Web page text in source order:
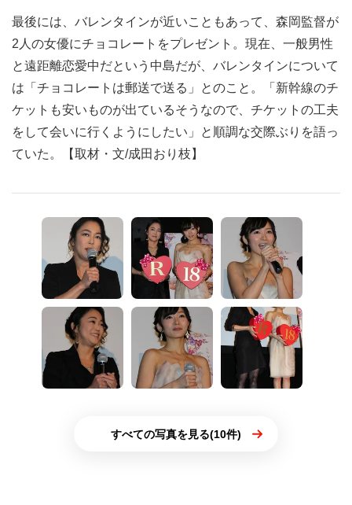
最後には、バレンタインが近いこともあって、森岡監督が
2人の女優にチョコレートをプレゼント。現在、一般男性
と遠距離恋愛中だという中島だが、バレンタインについて
は「チョコレートは郵送で送る」とのこと。「新幹線のチ
ケットも安いものが出ているそうなので、チケットの工夫
をして会いに行くようにしたい」と順調な交際ぶりを語っ
ていた。【取材・文/成田おり枝】
すべての写真を見る(10件)